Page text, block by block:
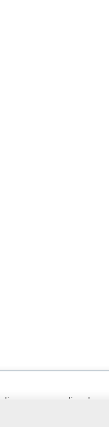
personalized